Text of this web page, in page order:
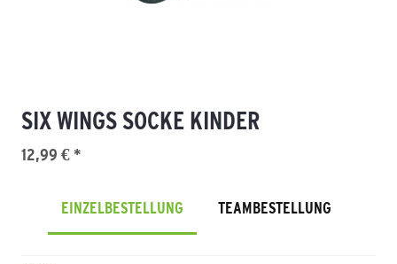
SIX WINGS SOCKE KINDER
12,99 € *
EINZELBESTELLUNG TEAMBESTELLUNG